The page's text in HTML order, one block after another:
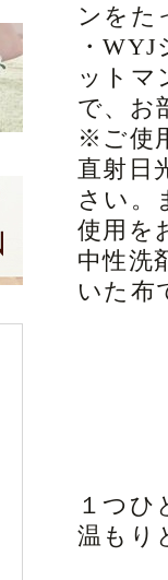
ンをた
・
ットマ
で、お
※ご使
直射日
さい。
使用を
中性洗
いた布
１つひ
温もり